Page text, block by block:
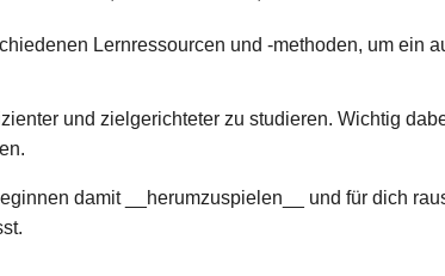
Lernressourcen und -methoden, um ein
und zielgerichteter zu studieren. Wichtig
damit __herumzuspielen__ und für dich